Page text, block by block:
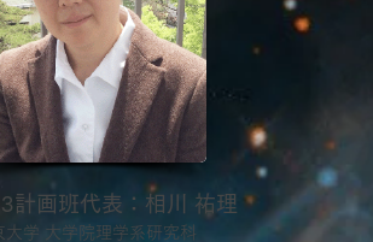
計画班代表：相川 祐理
大学 大学院理学系研究科